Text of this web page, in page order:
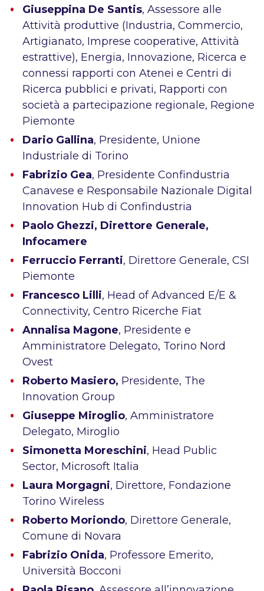
Giuseppina De Santis, Assessore alle
Attività produttive (Industria, Commercio,
Artigianato, Imprese cooperative, Attività
estrattive), Energia, Innovazione, Ricerca e
connessi rapporti con Atenei e Centri di
Ricerca pubblici e privati, Rapporti con
società a partecipazione regionale, Regione
Piemonte
Dario Gallina, Presidente, Unione
Industriale di Torino
Fabrizio Gea, Presidente Confindustria
Canavese e Responsabile Nazionale Digital
Innovation Hub di Confindustria
Paolo Ghezzi, Direttore Generale,
Infocamere
Ferruccio Ferranti, Direttore Generale, CSI
Piemonte
Francesco Lilli, Head of Advanced E/E &
Connectivity, Centro Ricerche Fiat
Annalisa Magone, Presidente e
Amministratore Delegato, Torino Nord
Ovest
Roberto Masiero, Presidente, The
Innovation Group
Giuseppe Miroglio, Amministratore
Delegato, Miroglio
Simonetta Moreschini, Head Public
Sector, Microsoft Italia
Laura Morgagni, Direttore, Fondazione
Torino Wireless
Roberto Moriondo, Direttore Generale,
Comune di Novara
Fabrizio Onida, Professore Emerito,
Università Bocconi